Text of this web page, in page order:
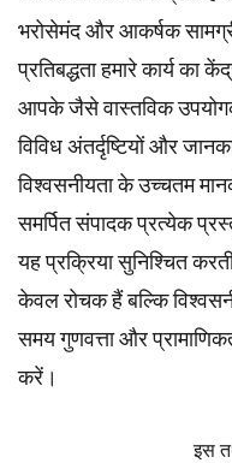
भरोसेमंद और आकर्षक
प्रतिबद्धता हमारे कार्य का
आपके जैसे वास्तविक
विविध अंतर्दृष्टियों और
विश्वसनीयता के उच्चतम
समर्पितसंपादकप्रत्येक
यह प्रक्रिया सुनिश्चित
केवल रोचक हैं बल्कि
समय गुणवत्ता और
करें।
इस